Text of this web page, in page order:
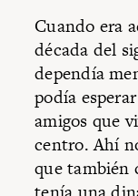
Cuando era
década del
dependía
podía
amigos que
centro. Ahí
que también